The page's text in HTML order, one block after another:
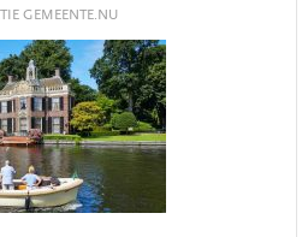
GEMEENTE.NU